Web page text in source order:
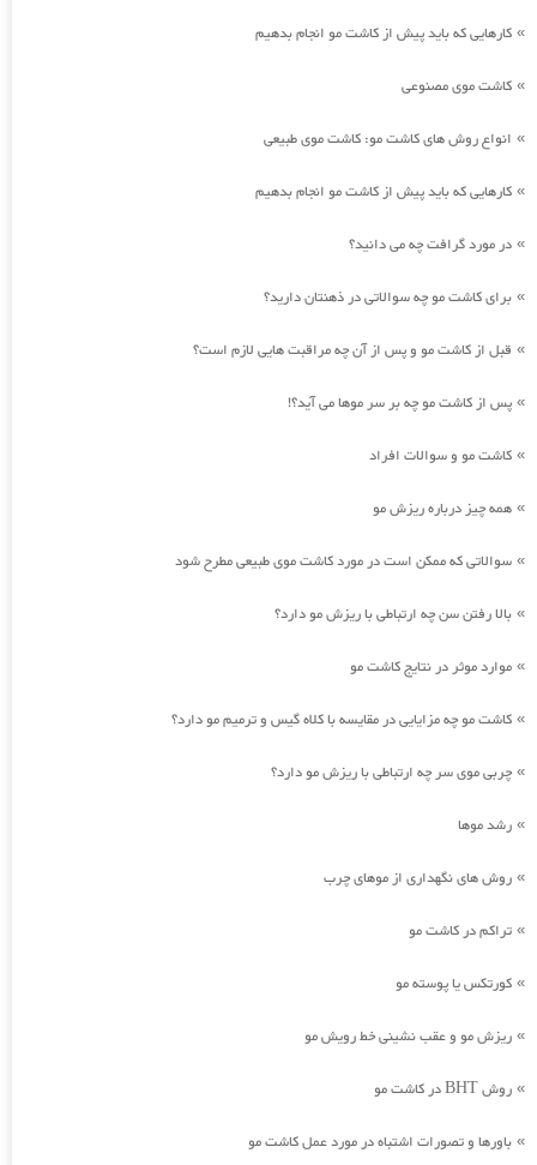
» کارهایی که باید پیش از کاشت مو انجام بدهیم
» کاشت موی مصنوعی
» انواع روش های کاشت مو: کاشت موی طبیعی
» کارهایی که باید پیش از کاشت مو انجام بدهیم
» در مورد گرافت چه می دانید؟
» برای کاشت مو چه سوالاتی در ذهنتان دارید؟
» قبل از کاشت مو و پس از آن چه مراقبت هایی لازم است؟
» پس از کاشت مو چه بر سر موها می آید؟!
» کاشت مو و سوالات افراد
» همه چیز درباره ریزش مو
» سوالاتی که ممکن است در مورد کاشت موی طبیعی مطرح شود
» بالا رفتن سن چه ارتباطی با ریزش مو دارد؟
» موارد موثر در نتایج کاشت مو
» کاشت مو چه مزایایی در مقایسه با کلاه گیس و ترمیم مو دارد؟
» چربی موی سر چه ارتباطی با ریزش مو دارد؟
» رشد موها
» روش های نگهداری از موهای چرب
» تراکم در کاشت مو
» کورتکس یا پوسته مو
» ریزش مو و عقب نشینی خط رویش مو
» روش BHT در کاشت مو
» باورها و تصورات اشتباه در مورد عمل کاشت مو